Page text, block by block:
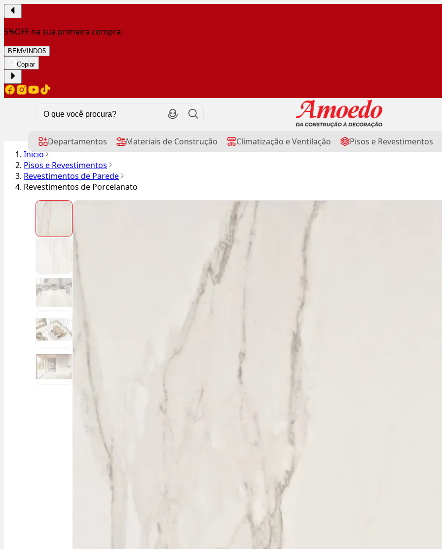
5%OFF na sua primeira compra:
BEMVINDO5
Copiar
Departamentos Materiais de Construção Climatização e Ventilação Pisos e Revestimentos
Início
Pisos e Revestimentos
Revestimentos de Parede
Revestimentos de Porcelanato